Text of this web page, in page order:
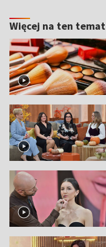
Więcej na ten temat